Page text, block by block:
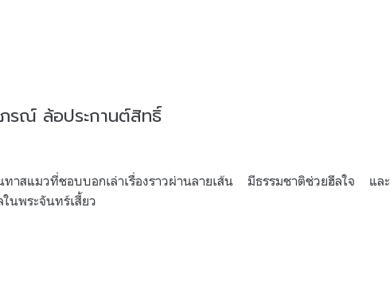
รณ์ ล้อประกานต์สิทธิ์
ทาสแมวที่ชอบบอกเล่าเรื่องราวผ่านลายเส้น มีธรรมชาติช่วยฮีลใจ และ
นพระจันทร์เสี้ยว